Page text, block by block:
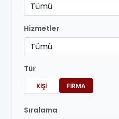
Tümü
Hizmetler
Tümü
Tür
KIŞI FIRMA
Sıralama